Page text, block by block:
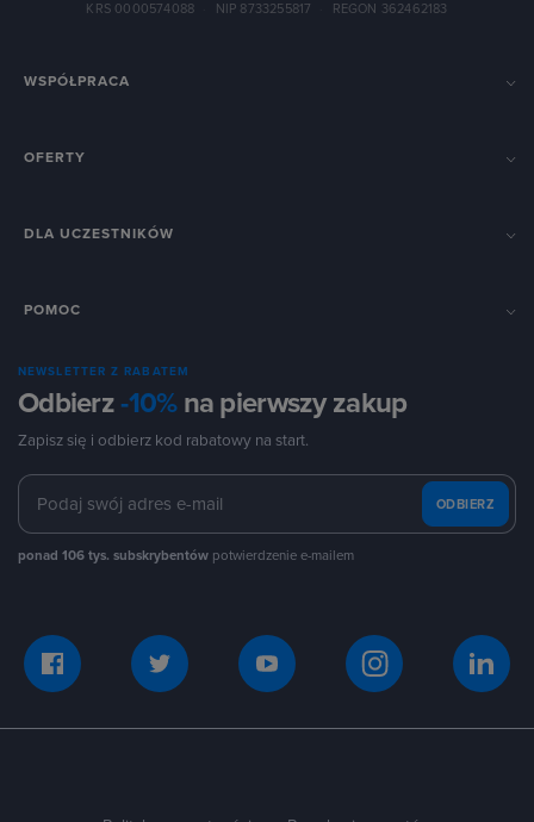
KRS 0000574088
NIP 8733255817 REGON 362462183
WSPÓŁPRACA
OFERTY
DLA UCZESTNIKÓW
POMOC
NEWSLETTER Z RABATEM
Odbierz-10%na pierwszy zakup
Zapisz się i odbierz kod rabatowy na start.
ODBIERZ
ponad 106 tys. subskrybentów potwierdzenie e-mailem